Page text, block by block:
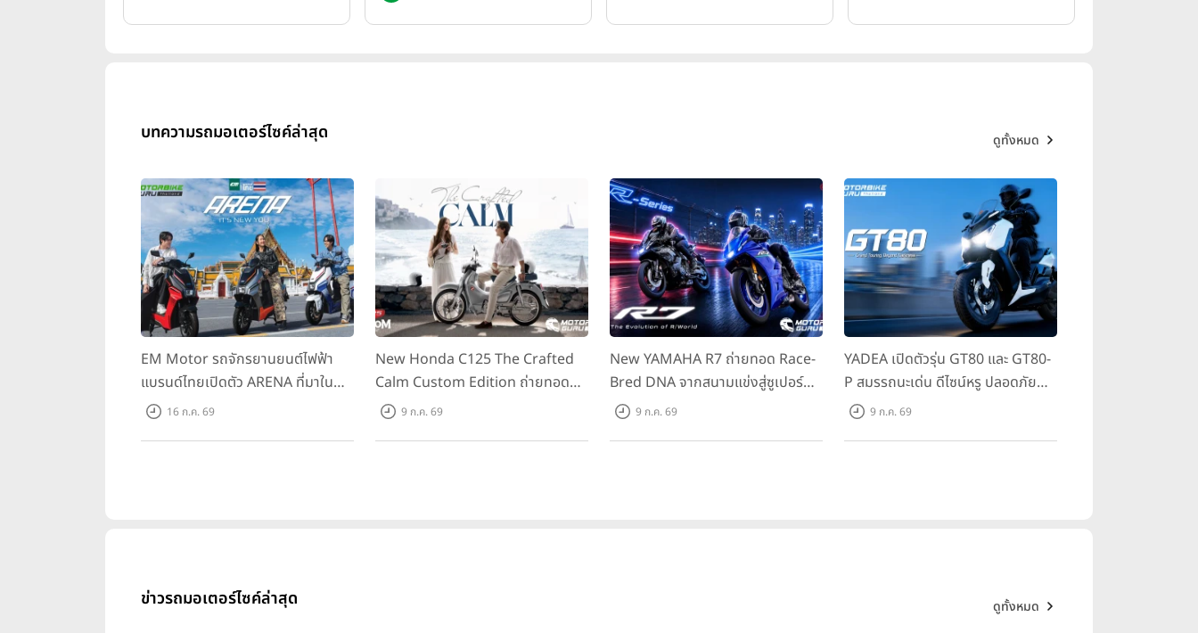
บทความรถมอเตอร์ไซค์ล่าสุด ดูทั้งหมด
EM Motor รถจักรยานยนต์ไฟฟ้า
แบรนด์ไทยเปิดตัว ARENA ที่มาใน
ราคาพิเศษ 55,500 บาท สำหรับลูกค้า
16 ก.ค. 69
New Honda C125 The Crafted
Calm Custom Edition ถ่ายทอด
ความคลาสสิกด้วยคู่สีพิเศษ มากับ
9 ก.ค. 69
New YAMAHA R7 ถ่ายทอด Race-
Bred DNA จากสนามแข่งสู่ซูเปอร์
สปอร์ตคลาสกลางที่เข้าถึงได้จริง ใน
9 ก.ค. 69
YADEA เปิดตัวรุ่น GT80 และ GT80-
P สมรรถนะเด่น ดีไซน์หรู ปลอดภัย
ราคาเข้าถึงง่าย จดทะเบียนได้ มี 3 สี
9 ก.ค. 69
ข่าวรถมอเตอร์ไซค์ล่าสุด ดูทั้งหมด